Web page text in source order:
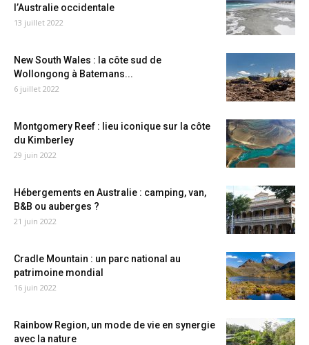
l’Australie occidentale
13 juillet 2022
New South Wales : la côte sud de
Wollongong à Batemans...
6 juillet 2022
Montgomery Reef : lieu iconique sur la côte
du Kimberley
29 juin 2022
Hébergements en Australie : camping, van,
B&B ou auberges ?
21 juin 2022
Cradle Mountain : un parc national au
patrimoine mondial
16 juin 2022
Rainbow Region, un mode de vie en synergie
avec la nature